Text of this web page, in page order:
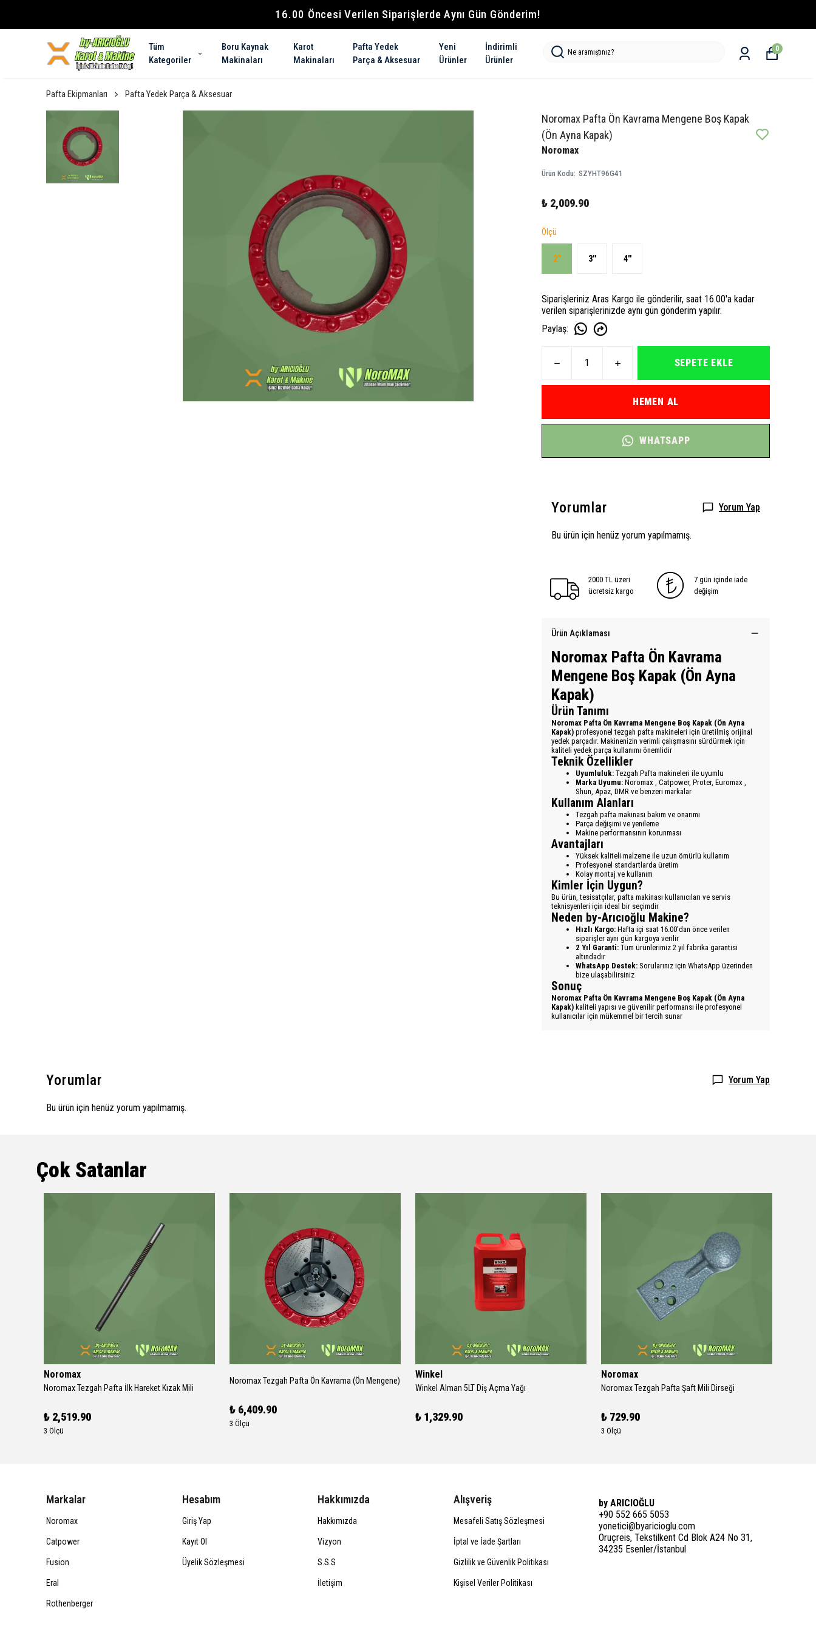
16.00 Öncesi Verilen Siparişlerde Aynı Gün Gönderim!
Tüm
Kategoriler
Boru Kaynak
Makinaları
Karot
Makinaları
Pafta Yedek
Parça & Aksesuar
Yeni
Ürünler
İndirimli
Ürünler
0
Pafta Ekipmanları Pafta Yedek Parça & Aksesuar
Noromax Pafta Ön Kavrama Mengene Boş Kapak
(Ön Ayna Kapak)
Noromax
Ürün Kodu: SZYHT96G41
₺ 2,009.90
Ölçü
2'' 3'' 4''
Siparişleriniz Aras Kargo ile gönderilir, saat 16.00'a kadar
verilen siparişlerinizde aynı gün gönderim yapılır.
Paylaş:
SEPETE EKLE
HEMEN AL
WHATSAPP
Yorumlar Yorum Yap
Bu ürün için henüz yorum yapılmamış.
2000 TL üzeri
ücretsiz kargo
7 gün içinde iade
değişim
Ürün Açıklaması
Noromax Pafta Ön Kavrama
Mengene Boş Kapak (Ön Ayna
Kapak)
Ürün Tanımı
Noromax Pafta Ön Kavrama Mengene Boş Kapak (Ön Ayna
Kapak) profesyonel tezgah pafta makineleri için üretilmiş orijinal
yedek parçadır. Makinenizin verimli çalışmasını sürdürmek için
kaliteli yedek parça kullanımı önemlidir
Teknik Özellikler
Uyumluluk: Tezgah Pafta makineleri ile uyumlu
Marka Uyumu: Noromax , Catpower, Proter, Euromax ,
Shun, Apaz, DMR ve benzeri markalar
Kullanım Alanları
Tezgah pafta makinası bakım ve onarımı
Parça değişimi ve yenileme
Makine performansının korunması
Avantajları
Yüksek kaliteli malzeme ile uzun ömürlü kullanım
Profesyonel standartlarda üretim
Kolay montaj ve kullanım
Kimler İçin Uygun?
Bu ürün, tesisatçılar, pafta makinası kullanıcıları ve servis
teknisyenleri için ideal bir seçimdir
Neden by-Arıcıoğlu Makine?
Hızlı Kargo: Hafta içi saat 16.00'dan önce verilen
siparişler aynı gün kargoya verilir
2 Yıl Garanti: Tüm ürünlerimiz 2 yıl fabrika garantisi
altındadır
WhatsApp Destek: Sorularınız için WhatsApp üzerinden
bize ulaşabilirsiniz
Sonuç
Noromax Pafta Ön Kavrama Mengene Boş Kapak (Ön Ayna
Kapak) kaliteli yapısı ve güvenilir performansı ile profesyonel
kullanıcılar için mükemmel bir tercih sunar
Yorumlar Yorum Yap
Bu ürün için henüz yorum yapılmamış.
Çok Satanlar
Noromax
Noromax Tezgah Pafta İlk Hareket Kızak Mili
₺ 2,519.90
3 Ölçü
Noromax Tezgah Pafta Ön Kavrama (Ön Mengene)
₺ 6,409.90
3 Ölçü
Winkel
Winkel Alman 5LT Diş Açma Yağı
₺ 1,329.90
Noromax
Noromax Tezgah Pafta Şaft Mili Dirseği
₺ 729.90
3 Ölçü
Markalar
Noromax
Catpower
Fusion
Eral
Rothenberger
Hesabım
Giriş Yap
Kayıt Ol
Üyelik Sözleşmesi
Hakkımızda
Hakkımızda
Vizyon
S.S.S
İletişim
Alışveriş
Mesafeli Satış Sözleşmesi
İptal ve İade Şartları
Gizlilik ve Güvenlik Politikası
Kişisel Veriler Politikası
by ARICIOĞLU
+90 552 665 5053
yonetici@byaricioglu.com
Oruçreis, Tekstilkent Cd Blok A24 No 31,
34235 Esenler/İstanbul